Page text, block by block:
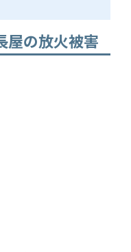
の放火被害